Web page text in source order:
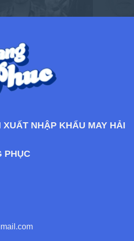
XUẤT NHẬP KHẨU MAY HẢI
PHỤC